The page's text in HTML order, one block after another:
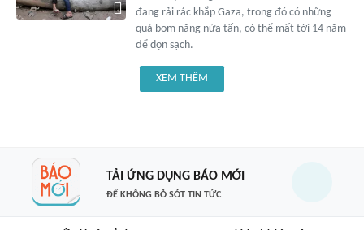
đang rải rác khắp Gaza, trong đó có những
quả bom nặng nửa tấn, có thể mất tới 14 năm
để dọn sạch.
XEM THÊM
TẢI ỨNG DỤNG BÁO MỚI
ĐỂ KHÔNG BỎ SÓT TIN TỨC